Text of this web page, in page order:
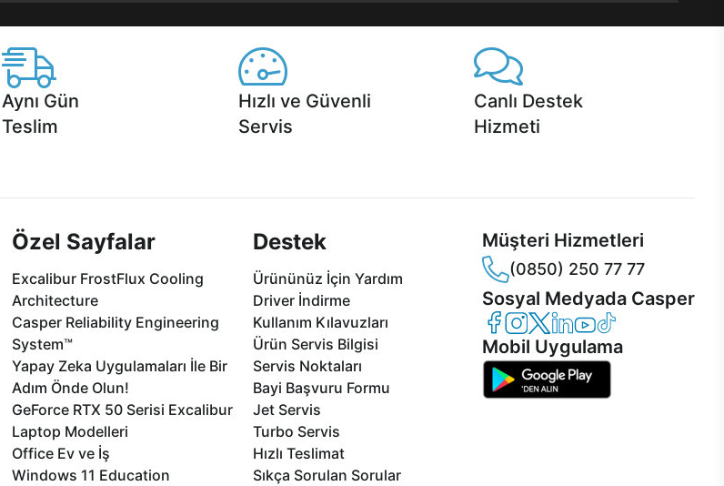
Aynı Gün
Teslim
Hızlı ve Güvenli
Servis
Canlı Destek
Hizmeti
Özel Sayfalar
Excalibur FrostFlux Cooling
Architecture
Casper Reliability Engineering
System™
Yapay Zeka Uygulamaları İle Bir
Adım Önde Olun!
GeForce RTX 50 Serisi Excalibur
Laptop Modelleri
Office Ev ve İş
Windows 11 Education
Destek
Ürününüz İçin Yardım
Driver İndirme
Kullanım Kılavuzları
Ürün Servis Bilgisi
Servis Noktaları
Bayi Başvuru Formu
Jet Servis
Turbo Servis
Hızlı Teslimat
Sıkça Sorulan Sorular
Müşteri Hizmetleri
(0850) 250 77 77
Sosyal Medyada Casper
Casper Facebook
Casper Instagram
Casper Twitter
Casper LinkedIn
Casper YouTube
Casper TikTok
Mobil Uygulama